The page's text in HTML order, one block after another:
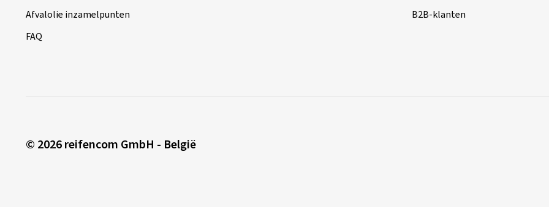
Afvalolie inzamelpunten
FAQ
B2B-klanten
© 2026 reifencom GmbH - België